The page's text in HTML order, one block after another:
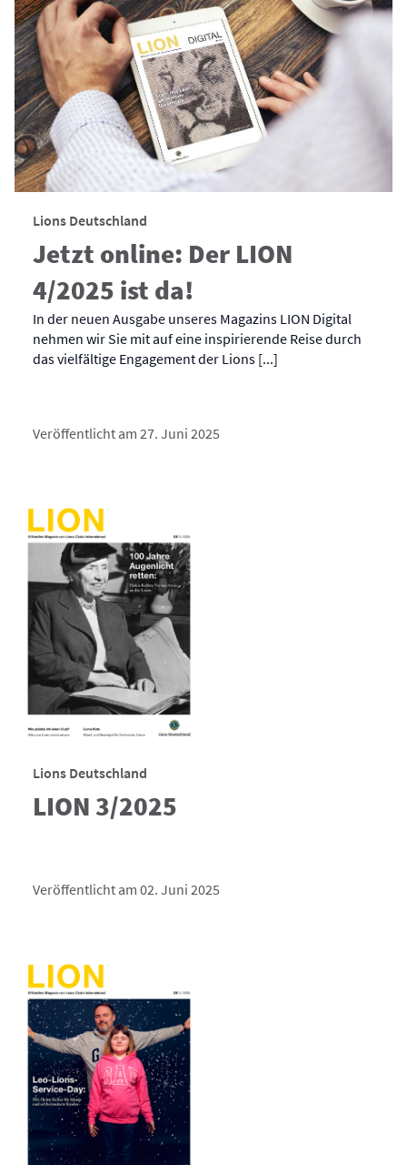
Lions Deutschland
Jetzt online: Der LION
4/2025 ist da!
In der neuen Ausgabe unseres Magazins LION Digital
nehmen wir Sie mit auf eine inspirierende Reise durch
das vielfältige Engagement der Lions [...]
Veröffentlicht am 27. Juni 2025
Lions Deutschland
LION 3/2025
Veröffentlicht am 02. Juni 2025